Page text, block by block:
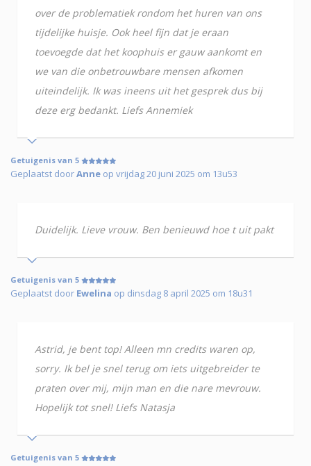
over de problematiek rondom het huren van ons
tijdelijke huisje. Ook heel fijn dat je eraan
toevoegde dat het koophuis er gauw aankomt en
we van die onbetrouwbare mensen afkomen
uiteindelijk. Ik was ineens uit het gesprek dus bij
deze erg bedankt. Liefs Annemiek
Getuigenis van 5
Geplaatst doorAnne op vrijdag 20 juni 2025 om 13u53
Duidelijk. Lieve vrouw. Ben benieuwd hoe t uit pakt
Getuigenis van 5
Geplaatst door Ewelina op dinsdag 8 april 2025 om 18u31
Astrid, je bent top! Alleen mn credits waren op,
sorry. Ik bel je snel terug om iets uitgebreider te
praten over mij, mijn man en die nare mevrouw.
Hopelijk tot snel! Liefs Natasja
Getuigenis van 5